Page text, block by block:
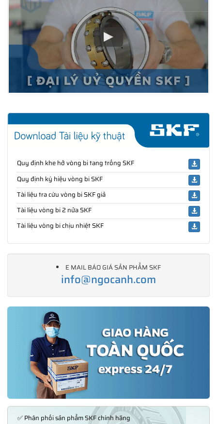
Quy định khe hở vòng bi tang trống SKF
Quy định ký hiệu vòng bi SKF
Tài liệu tra cứu vòng bi SKF giả
Tài liệu vòng bi 2 nửa SKF
Tài liệu vòng bi chịu nhiệt SKF
E MAIL BÁO GIÁ SẢN PHẨM SKF
info@ngocanh.com
✅ Phân phối sản phẩm SKF chính hãng